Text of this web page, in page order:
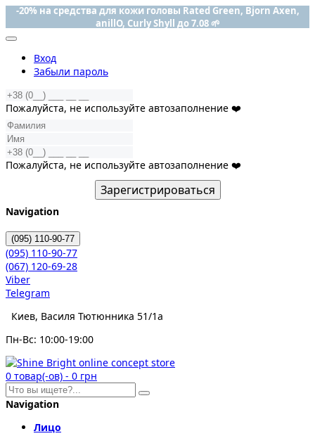
-20% на средства для кожи головы Rated Green, Bjorn Axen,
anillO, Curly Shyll до 7.08 🌱
Вход
Забыли пароль
Пожалуйста, не используйте автозаполнение ❤️
Пожалуйста, не используйте автозаполнение ❤️
Зарегистрироваться
Navigation
(095) 110-90-77
(095) 110-90-77
(067) 120-69-28
Viber
Telegram
Киев, Василя Тютюнника 51/1а
Пн-Вс: 10:00-19:00
0 товар(-ов) - 0 грн
Navigation
Лицо